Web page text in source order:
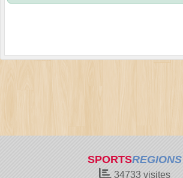
SPORTSREGIONS
34733visites